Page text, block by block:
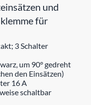
und
für
3 Schalter
um 90° gedreht
den Einsätzen)
16 A
schaltbar